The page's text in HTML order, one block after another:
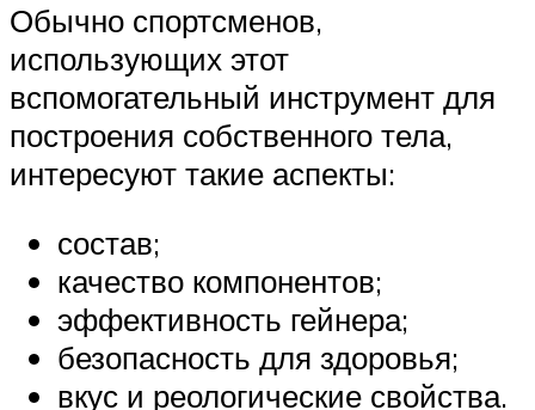
Обычно спортсменов,
использующих этот
вспомогательный инструмент для
построения собственного тела,
интересуют такие аспекты:
состав;
качество компонентов;
эффективность гейнера;
безопасность для здоровья;
вкус и реологические свойства.